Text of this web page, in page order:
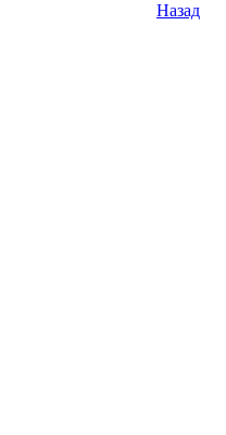
Назад